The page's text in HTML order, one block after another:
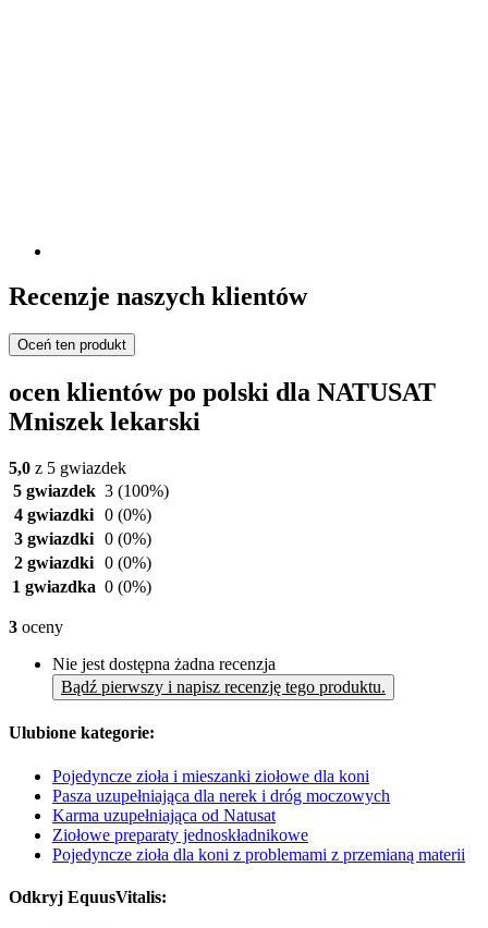
Recenzje naszych klientów
Oceń ten produkt
ocen klientów po polski dla NATUSAT
Mniszek lekarski
5,0 z 5 gwiazdek
5 gwiazdek 3 (100%)
4 gwiazdki 0 (0%)
3 gwiazdki 0 (0%)
2 gwiazdki 0 (0%)
1 gwiazdka 0 (0%)
3 oceny
Nie jest dostępna żadna recenzja
Bądź pierwszy i napisz recenzję tego produktu.
Ulubione kategorie:
Pojedyncze zioła i mieszanki ziołowe dla koni
Pasza uzupełniająca dla nerek i dróg moczowych
Karma uzupełniająca od Natusat
Ziołowe preparaty jednoskładnikowe
Pojedyncze zioła dla koni z problemami z przemianą materii
Odkryj EquusVitalis: